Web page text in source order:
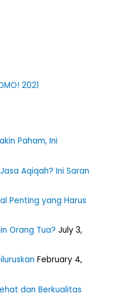
2021
Paham, Ini
Aqiqah? Ini Saran
Penting yang Harus
Orang Tua? July 3,
February 4,
dan Berkualitas